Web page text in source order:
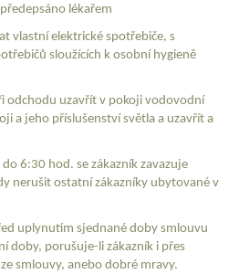
lékařem
vlastní elektrické spotřebiče, s
sloužících k osobní hygieně
odchodu uzavřít v pokoji vodovodní
a jeho příslušenství světla a uzavřít a
6:30 hod. se zákazník zavazuje
nerušit ostatní zákazníky ubytované v
uplynutím sjednané doby smlouvu
doby, porušuje-li zákazník i přes
smlouvy, anebo dobré mravy.